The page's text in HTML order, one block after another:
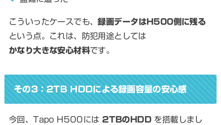
こういったケースでも、録画データはH500側に残る
という点。これは、防犯用途としては
かなり大きな安心材料です。
その3：2TB HDDによる録画容量の安心感
今回、Tapo H500には2TBのHDDを搭載しまし